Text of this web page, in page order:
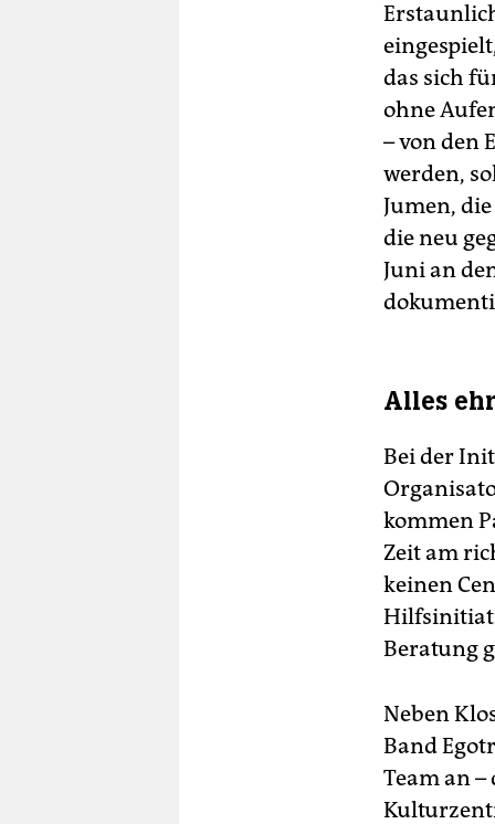
das sich
ohne
– von den
werden,
Jumen,
die neu
Juni an
Alles
Bei der
kommen
Zeit am
keinen
Beratung
Neben
Band
Team an